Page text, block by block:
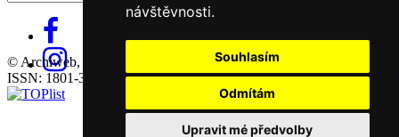
návštěvnosti.
Souhlasím
Odmítám
Upravit mé předvolby
© Archiweb, s.r.o. 1997-2026
ISSN: 1801-3902